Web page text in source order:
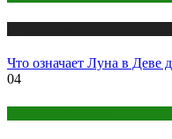
Что означает Луна в Деве
04